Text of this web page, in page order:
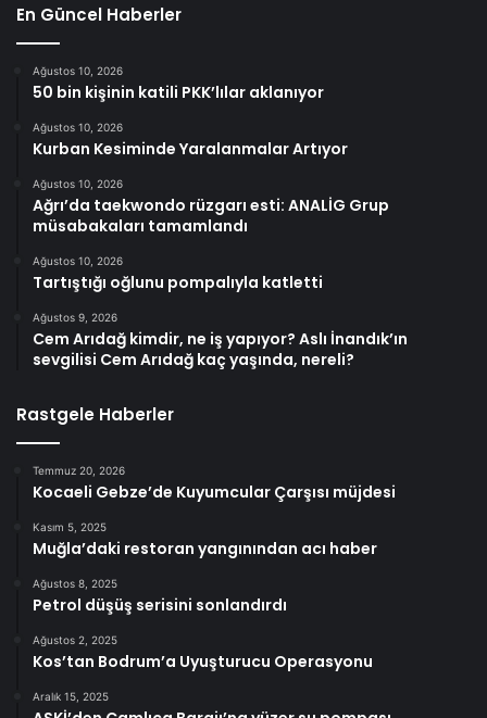
En Güncel Haberler
Ağustos 10, 2026
50 bin kişinin katili PKK’lılar aklanıyor
Ağustos 10, 2026
Kurban Kesiminde Yaralanmalar Artıyor
Ağustos 10, 2026
Ağrı’da taekwondo rüzgarı esti: ANALİG Grup
müsabakaları tamamlandı
Ağustos 10, 2026
Tartıştığı oğlunu pompalıyla katletti
Ağustos 9, 2026
Cem Arıdağ kimdir, ne iş yapıyor? Aslı İnandık’ın
sevgilisi Cem Arıdağ kaç yaşında, nereli?
Rastgele Haberler
Temmuz 20, 2026
Kocaeli Gebze’de Kuyumcular Çarşısı müjdesi
Kasım 5, 2025
Muğla’daki restoran yangınından acı haber
Ağustos 8, 2025
Petrol düşüş serisini sonlandırdı
Ağustos 2, 2025
Kos’tan Bodrum’a Uyuşturucu Operasyonu
Aralık 15, 2025